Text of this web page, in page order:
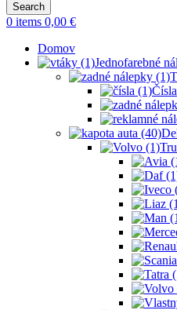
Search
0 items 0,00 €
Domov
Jednofarebné
Čísla